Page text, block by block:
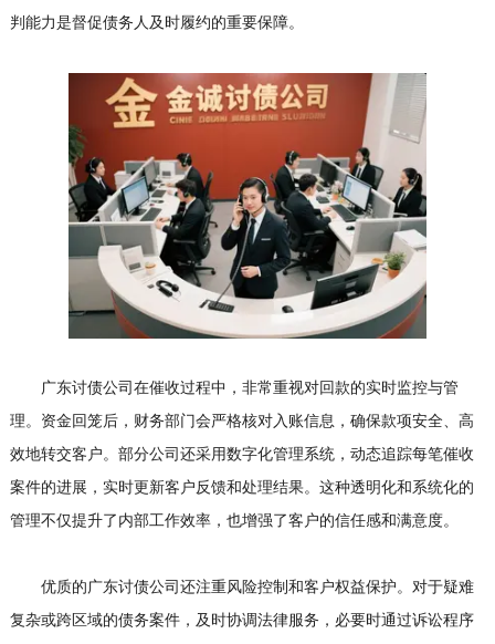
判能力是督促债务人及时履约的重要保障。
广东讨债公司在催收过程中，非常重视对回款的实时监控与管
理。资金回笼后，财务部门会严格核对入账信息，确保款项安全、高
效地转交客户。部分公司还采用数字化管理系统，动态追踪每笔催收
案件的进展，实时更新客户反馈和处理结果。这种透明化和系统化的
管理不仅提升了内部工作效率，也增强了客户的信任感和满意度。
优质的广东讨债公司还注重风险控制和客户权益保护。对于疑难
复杂或跨区域的债务案件，及时协调法律服务，必要时通过诉讼程序